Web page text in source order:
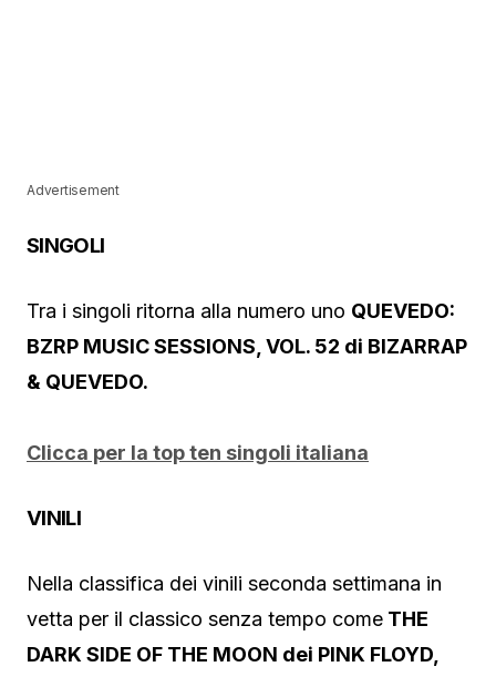
Advertisement
SINGOLI
Tra i singoli ritorna alla numero uno QUEVEDO:
BZRP MUSIC SESSIONS, VOL. 52 di BIZARRAP
& QUEVEDO.
Clicca per la top ten singoli italiana
VINILI
Nella classifica dei vinili seconda settimana in
vetta per il classico senza tempo come THE
DARK SIDE OF THE MOON dei PINK FLOYD,